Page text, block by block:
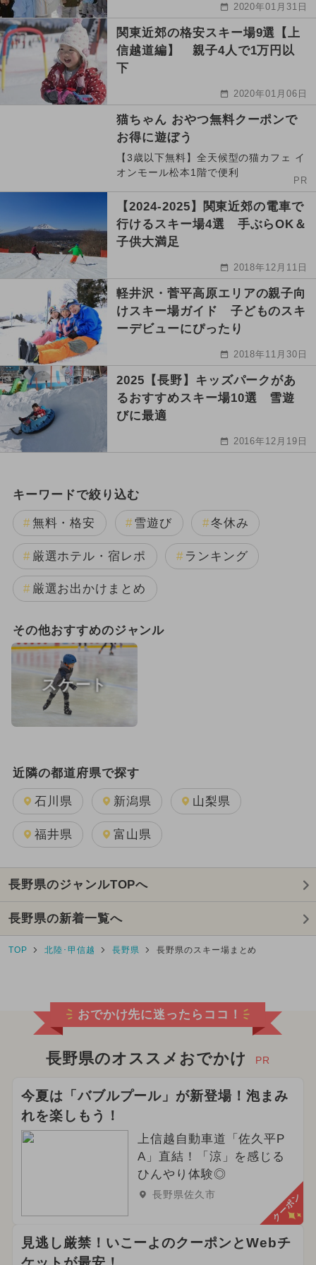
2020年01月31日
関東近郊の格安スキー場9選【上
信越道編】 親子4人で1万円以
下
2020年01月06日
猫ちゃん おやつ無料クーポンで
お得に遊ぼう
【3歳以下無料】全天候型の猫カフェ イ
オンモール松本1階で便利
PR
【2024-2025】関東近郊の電車で
行けるスキー場4選 手ぶらOK＆
子供大満足
2018年12月11日
軽井沢・菅平高原エリアの親子向
けスキー場ガイド 子どものスキ
ーデビューにぴったり
2018年11月30日
2025【長野】キッズパークがあ
るおすすめスキー場10選 雪遊
びに最適
2016年12月19日
キーワードで絞り込む
無料・格安 雪遊び 冬休み
厳選ホテル・宿レポ ランキング
厳選お出かけまとめ
その他おすすめのジャンル
スケート
近隣の都道府県で探す
石川県 新潟県 山梨県
福井県 富山県
長野県のジャンルTOPへ
長野県の新着一覧へ
TOP 北陸･甲信越 長野県 長野県のスキー場まとめ
おでかけ先に迷ったらココ！
長野県のオススメおでかけ PR
今夏は「バブルプール」が新登場！泡まみ
れを楽しもう！
上信越自動車道「佐久平P
A」直結！「涼」を感じる
ひんやり体験◎
長野県佐久市 クーポン
見逃し厳禁！いこーよのクーポンとWebチ